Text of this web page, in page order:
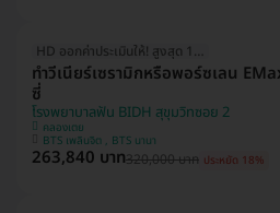
HD ออกค่าประเมินให้! สูงสุด 1500 บ.
ทำวีเนียร์เซรามิกหรือพอร์ซเลน
ซี่
โรงพยาบาลฟัน BIDH สุขุมวิทซอย 2
คลองเตย
BTS เพลินจิต , BTS นานา
263,840 บาท320,000 บาท ประหยัด 18%